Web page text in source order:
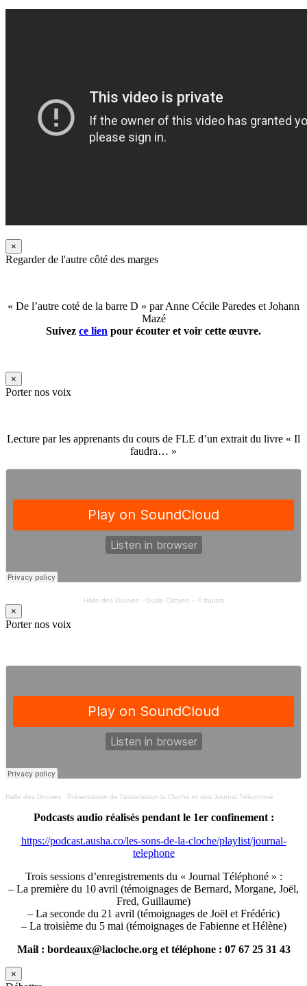
×
Regarder de l'autre côté des marges
« De l’autre coté de la barre D » par Anne Cécile Paredes et Johann
Mazé
Suivez ce lien pour écouter et voir cette œuvre.
×
Porter nos voix
Lecture par les apprenants du cours de FLE d’un extrait du livre « Il
faudra… »
Halle des Douves· Ovale Citoyen – Il faudra
×
Porter nos voix
Halle des Douves · Présentation de l’association la Cloche et des Journal Téléphoné
Podcasts audio réalisés pendant le 1er confinement :
https://podcast.ausha.co/les-sons-de-la-cloche/playlist/journal-
telephone
Trois sessions d’enregistrements du « Journal Téléphoné » :
– La première du 10 avril (témoignages de Bernard, Morgane, Joël,
Fred, Guillaume)
– La seconde du 21 avril (témoignages de Joël et Frédéric)
– La troisième du 5 mai (témoignages de Fabienne et Hélène)
Mail : bordeaux@lacloche.org et téléphone : 07 67 25 31 43
×